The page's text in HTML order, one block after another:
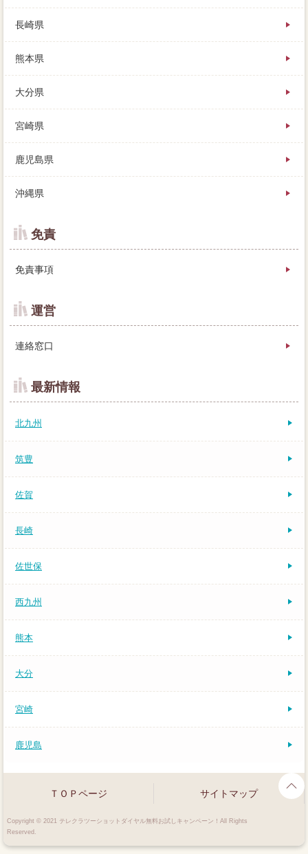
長崎県
熊本県
大分県
宮崎県
鹿児島県
沖縄県
免責
免責事項
運営
連絡窓口
最新情報
北九州
筑豊
佐賀
長崎
佐世保
西九州
熊本
大分
宮崎
鹿児島
ＴＯＰページ サイトマップ
Copyright © 2021 テレクラツーショットダイヤル無料お試しキャンペーン！All Rights
Reserved.